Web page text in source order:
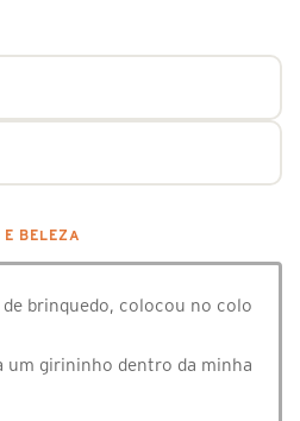
E BELEZA
de brinquedo, colocou no colo
um girininho dentro da minha